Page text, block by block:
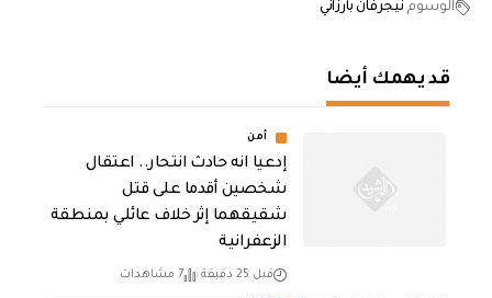
الوسوم نيجرفان بارزاني
قد يهمك أيضا
أمن
إدعيا انه حادث انتحار.. اعتقال
شخصين أقدما على قتل
شقيقهما إثر خلاف عائلي بمنطقة
الزعفرانية
قبل 25 دقيقة 7 مشاهدات